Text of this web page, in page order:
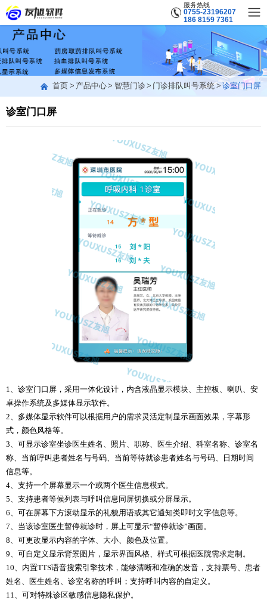
服务热线
0755-23196207
186 8159 7361
首页 产品中心 智慧门诊 门诊排队叫号系统 诊室门口屏
诊室门口屏
1、诊室门口屏，采用一体化设计，内含液晶显示模块、主控板、喇叭、安
卓操作系统及多媒体显示软件。
2、多媒体显示软件可以根据用户的需求灵活定制显示画面效果，字幕形
式，颜色风格等。
3、可显示诊室坐诊医生姓名、照片、职称、医生介绍、科室名称、诊室名
称、当前呼叫患者姓名与号码、当前等待就诊患者姓名与号码、日期时间
信息等。
4、支持一个屏幕显示一个或两个医生信息模式。
5、支持患者等候列表与呼叫信息同屏切换或分屏显示。
6、可在屏幕下方滚动显示的礼貌用语或其它通知类即时文字信息等。
7、当该诊室医生暂停就诊时，屏上可显示“暂停就诊”画面。
8、可更改显示内容的字体、大小、颜色及位置。
9、可自定义显示背景图片，显示界面风格、样式可根据医院需求定制。
10、内置TTS语音搜索引擎技术，能够清晰和准确的发音，支持票号、患者
姓名、医生姓名、诊室名称的呼叫；支持呼叫内容的自定义。
11、可对特殊诊区敏感信息隐私保护。